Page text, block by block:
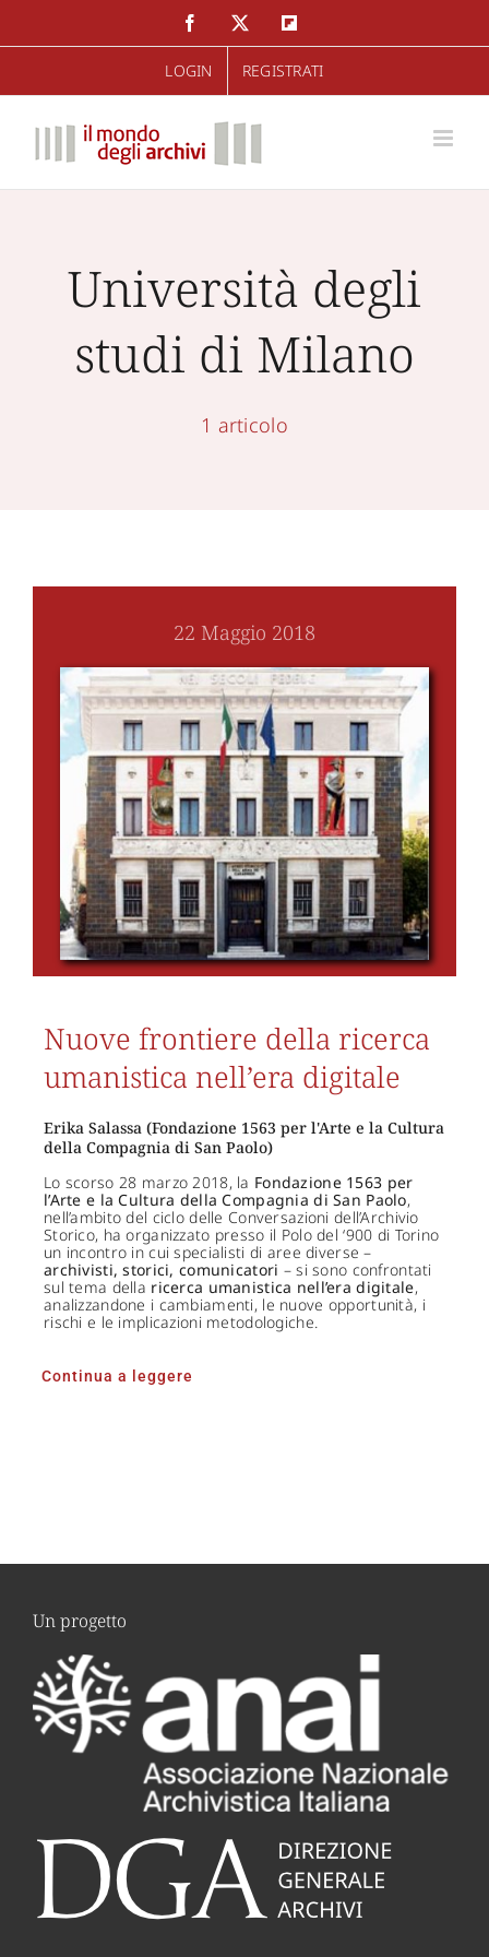
al
FacebookTwitter
LOGIN REGISTRATI
Università degli
studi di Milano
1 articolo
22 Maggio 2018
Nuove frontiere della ricerca
umanistica nell’era digitale
Erika Salassa (Fondazione 1563 per l'Arte e la Cultura
della Compagnia di San Paolo)
Lo scorso 28 marzo 2018, la Fondazione 1563 per
l’Arte e la Cultura della Compagnia di San Paolo,
nell’ambito del ciclo delle Conversazioni dell’Archivio
Storico, ha organizzato presso il Polo del ‘900 di Torino
un incontro in cui specialisti di aree diverse –
archivisti, storici, comunicatori – si sono confrontati
sul tema della ricerca umanistica nell’era digitale,
analizzandone i cambiamenti, le nuove opportunità, i
rischi e le implicazioni metodologiche.
Continua a leggere
Un progetto